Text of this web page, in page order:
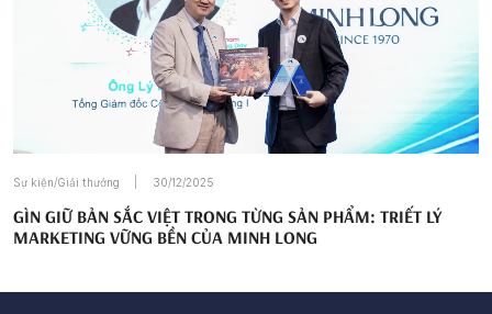
Sự kiện/Giải thưởng 30/12/2025
GÌN GIỮ BẢN SẮC VIỆT TRONG TỪNG SẢN PHẨM: TRIẾT LÝ
MARKETING VỮNG BỀN CỦA MINH LONG